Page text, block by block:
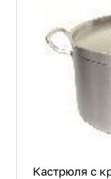
Кастрюля с